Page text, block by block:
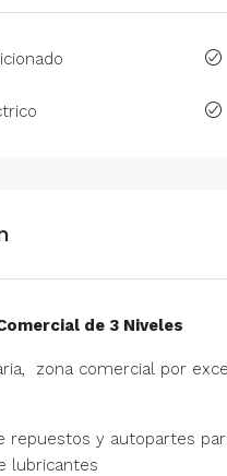
de 3 Niveles
zona comercial por
repuestos y autopartes
lubricantes